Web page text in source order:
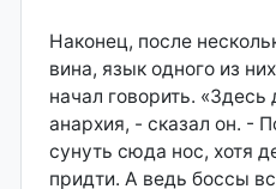
Наконец, после
вина, язык одного из
начал говорить.
анархия, - сказал он. -
сунуть сюда нос, хотя
придти. А ведь боссы